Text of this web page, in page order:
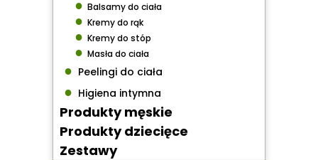
● Balsamy do ciała
● Kremy do rąk
● Kremy do stóp
● Masła do ciała
● Peelingi do ciała
● Higiena intymna
Produkty męskie
Produkty dziecięce
Zestawy